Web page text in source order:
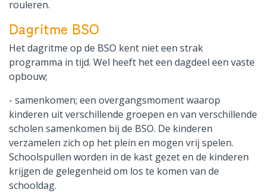
rouleren.
Dagritme BSO
Het dagritme op de BSO kent niet een strak
programma in tijd. Wel heeft het een dagdeel een vaste
opbouw;
- samenkomen; een overgangsmoment waarop
kinderen uit verschillende groepen en van verschillende
scholen samenkomen bij de BSO. De kinderen
verzamelen zich op het plein en mogen vrij spelen.
Schoolspullen worden in de kast gezet en de kinderen
krijgen de gelegenheid om los te komen van de
schooldag.